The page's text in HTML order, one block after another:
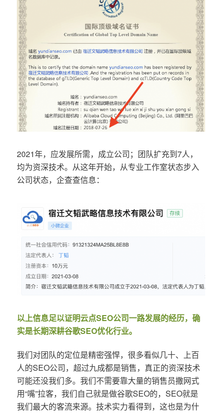
2021年，应发展所需，成立公司；团队扩充到7人，
均为资深技术。从这年开始，从专业工作室状态步入
公司状态，企查查信息：
以上信息足以证明云点SEO公司一路发展的经历，确
实是长期深耕谷歌SEO优化行业。
我们对团队的定位是精密强悍，很多看似几十、上百
人的SEO公司，超过九成都是销售，真正的资深技术
可能还没我们多。我们不需要靠大量的销售员撒网式
用“嘴”拉客，我们自己就是做谷歌SEO的，SEO就是
我们最大的客流来源。技术实力看得到，这也是为什